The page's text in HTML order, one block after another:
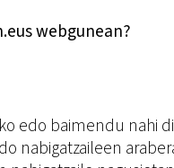
webgunean?
edo baimendu nahi